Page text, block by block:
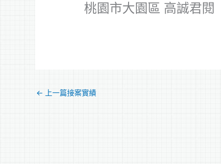
桃園市大園區 高誠君閱
← 上一篇接案實績